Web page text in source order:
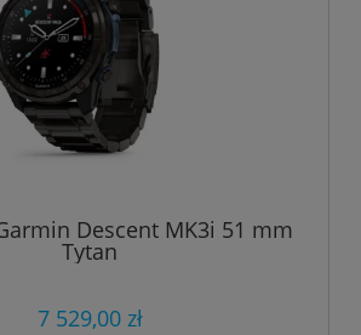
Descent MK3i 51 mm
Tytan
7 529,00 zł